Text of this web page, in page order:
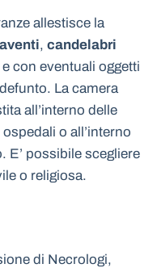
allestisce la
, candelabri
e con eventuali oggetti
La camera
all’interno delle
o all’interno
E’ possibile scegliere
o religiosa.
di Necrologi,